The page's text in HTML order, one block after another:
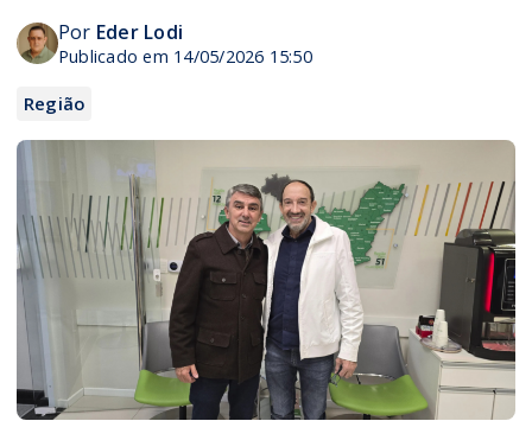
Por Eder Lodi
Publicado em 14/05/2026 15:50
Região